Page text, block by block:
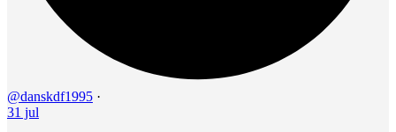
@danskdf1995 ·
31 jul